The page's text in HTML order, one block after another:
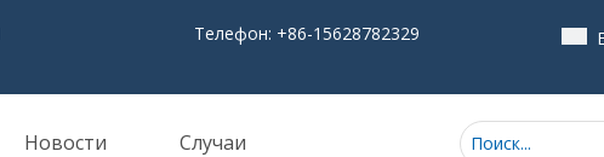
Телефон: +86-15628782329
Новости Случаи